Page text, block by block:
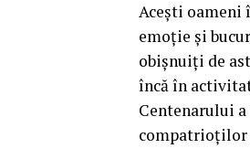
Aceşti
emoţie şi
obişnuiţi de
încă în
Centenarului
compatrioţilor